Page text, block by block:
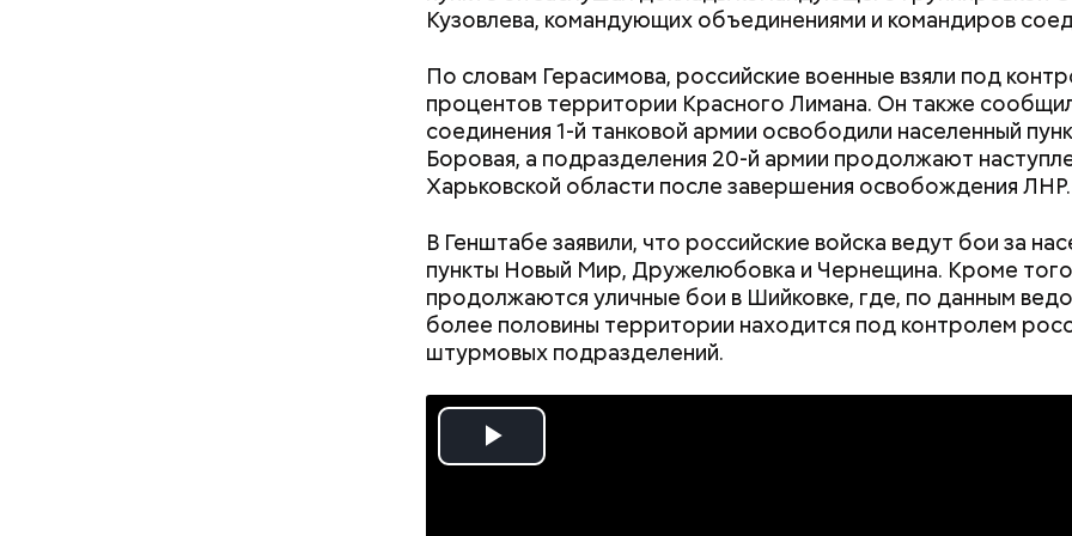
Кузовлева, командующих объединениями и командиров
По словам Герасимова, российские военные взяли под
процентов территории Красного Лимана. Он также
соединения 1-й танковой армии освободили населенный
Боровая, а подразделения 20-й армии продолжают
Харьковской области после завершения освобождения ЛНР.
В Генштабе заявили, что российские войска ведут бои за
пункты Новый Мир, Дружелюбовка и Чернещина. Кроме
продолжаются уличные бои в Шийковке, где, по данным
более половины территории находится под контролем
штурмовых подразделений.
Play
философ Жан-Пьер Ади Феньо в 1987 году. Так как цифра
похожа на знак бесконечности, то и дата была выбрана
праздник организуются тематические лекции по
философии, а также проводят выставки на тему
самостоятельно вместе со своими родными и близкими.